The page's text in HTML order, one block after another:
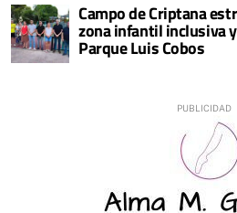
Campo de Criptana
zona infantil inclusiva
Parque Luis Cobos